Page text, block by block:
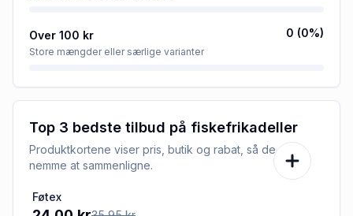
Over 100 kr
Store mængder eller særlige varianter
0 (0%)
Top 3 bedste tilbud på fiskefrikadeller
Produktkortene viser pris, butik og rabat, så de er
nemme at sammenligne.
-33%
Føtex